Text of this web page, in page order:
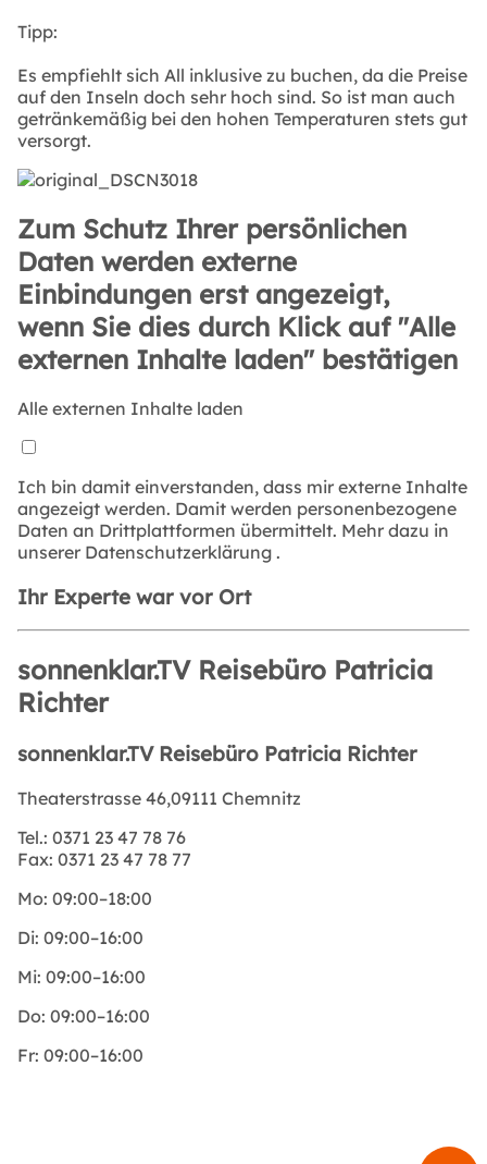
Tipp:
Es empfiehlt sich All inklusive zu buchen, da die Preise
auf den Inseln doch sehr hoch sind. So ist man auch
getränkemäßig bei den hohen Temperaturen stets gut
versorgt.
Zum Schutz Ihrer persönlichen
Daten werden externe
Einbindungen erst angezeigt,
wenn Sie dies durch Klick auf "Alle
externen Inhalte laden" bestätigen
Alle externen Inhalte laden
Ich bin damit einverstanden, dass mir externe Inhalte
angezeigt werden. Damit werden personenbezogene
Daten an Drittplattformen übermittelt. Mehr dazu in
unserer Datenschutzerklärung .
Ihr Experte war vor Ort
sonnenklar.TV Reisebüro Patricia
Richter
sonnenklar.TV Reisebüro Patricia Richter
Theaterstrasse 46,09111 Chemnitz
Tel.: 0371 23 47 78 76
Fax: 0371 23 47 78 77
Mo: 09:00–18:00
Di: 09:00–16:00
Mi: 09:00–16:00
Do: 09:00–16:00
Fr: 09:00–16:00